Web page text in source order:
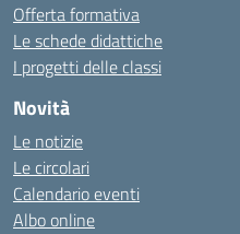
Offerta formativa
Le schede didattiche
I progetti delle classi
Novità
Le notizie
Le circolari
Calendario eventi
Albo online